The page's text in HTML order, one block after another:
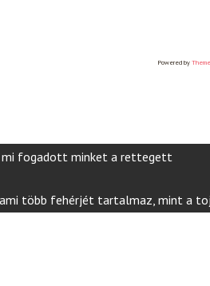
Powered by
mi fogadott minket a rettegett
több fehérjét tartalmaz, mint a